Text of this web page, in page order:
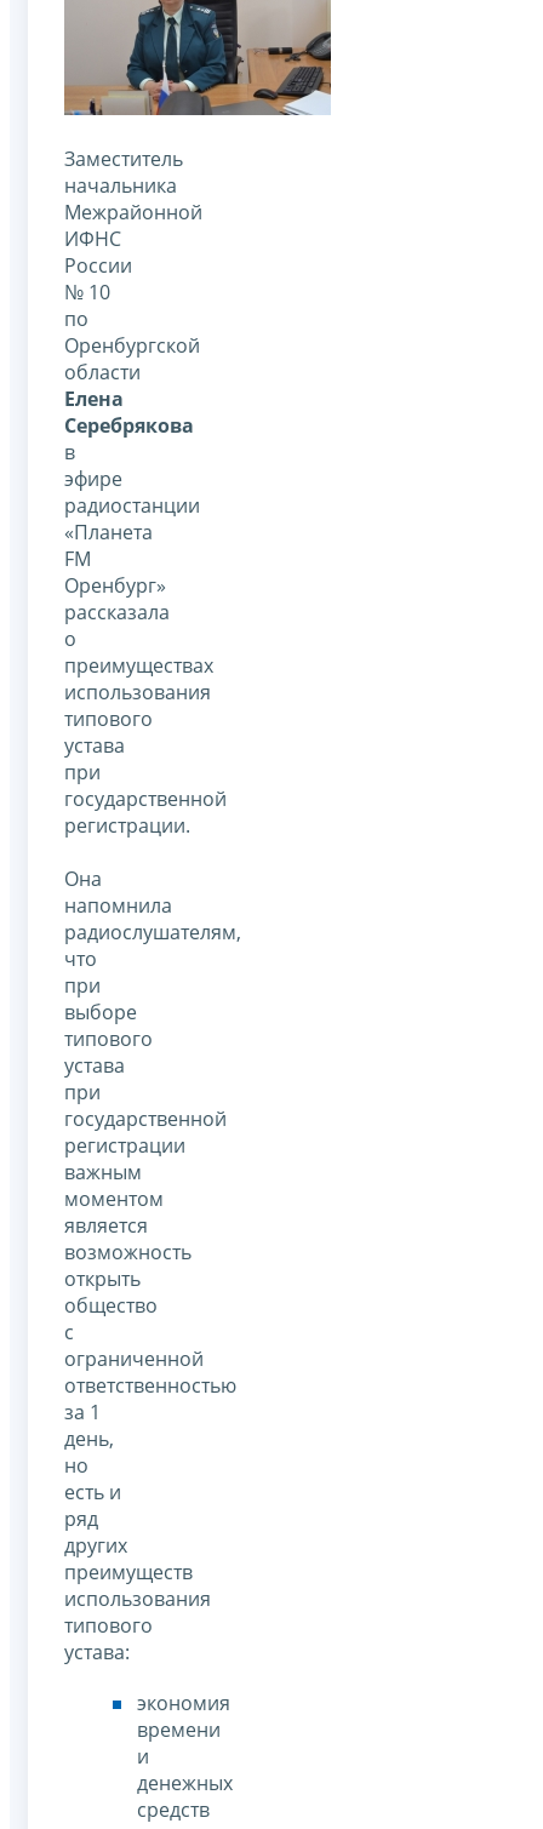
Заместитель
начальника
Межрайонной
ИФНС
России
№ 10
по
Оренбургской
области
Елена
Серебрякова
в
эфире
радиостанции
«Планета
FM
Оренбург»
рассказала
о
преимуществах
использования
типового
устава
при
государственной
регистрации.
Она
напомнила
радиослушателям,
что
при
выборе
типового
устава
при
государственной
регистрации
важным
моментом
является
возможность
открыть
общество
с
ограниченной
ответственностью
за 1
день,
но
есть и
ряд
других
преимуществ
использования
типового
устава:
экономия
времени
и
денежных
средств